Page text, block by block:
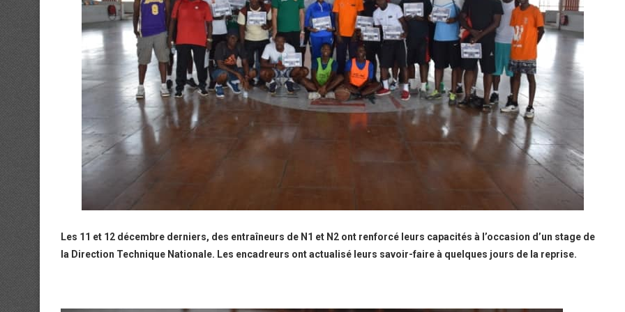
Les 11 et 12 décembre derniers, des entraîneurs de N1 et N2 ont renforcé leurs capacités à l’occasion d’un stage de
la Direction Technique Nationale. Les encadreurs ont actualisé leurs savoir-faire à quelques jours de la reprise.